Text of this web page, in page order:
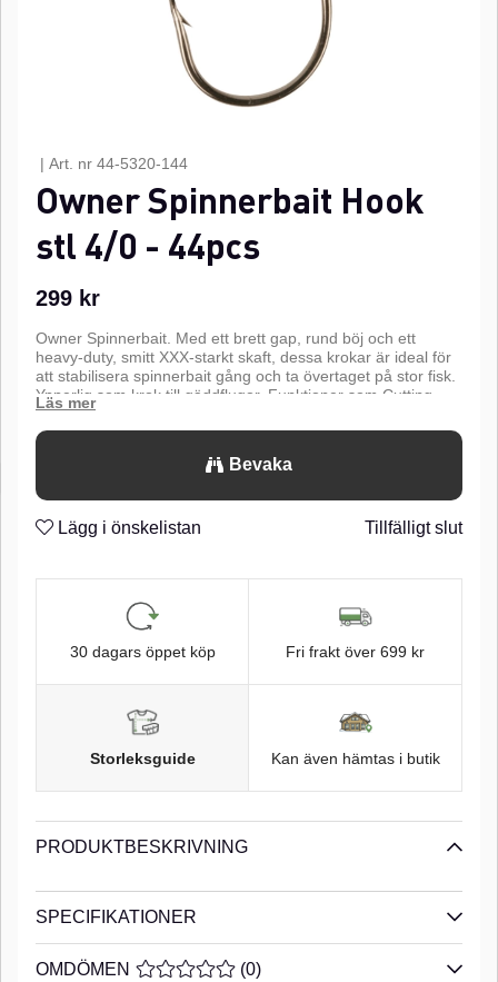
| Art. nr 44-5320-144
Owner Spinnerbait Hook
stl 4/0 - 44pcs
299 kr
Owner Spinnerbait. Med ett brett gap, rund böj och ett
heavy-duty, smitt XXX-starkt skaft, dessa krokar är ideal för
att stabilisera spinnerbait gång och ta övertaget på stor fisk.
Ypperlig som krok till gäddflugor. Funktioner som Cutting
Point och Nickel finish.n
3X-Strong
n
Tin finish
Bevaka
Lägg i önskelistan Tillfälligt slut
30 dagars öppet köp Fri frakt över 699 kr
Storleksguide Kan även hämtas i butik
PRODUKTBESKRIVNING
SPECIFIKATIONER
OMDÖMEN MEDELBETYG 0 AV 5 ANTAL BETYG 0
(0)